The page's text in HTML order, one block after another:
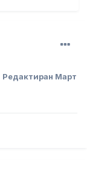
Редактиран Март